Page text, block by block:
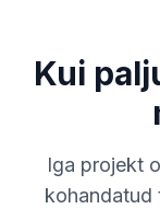
Kui
Iga projekt
kohandatud